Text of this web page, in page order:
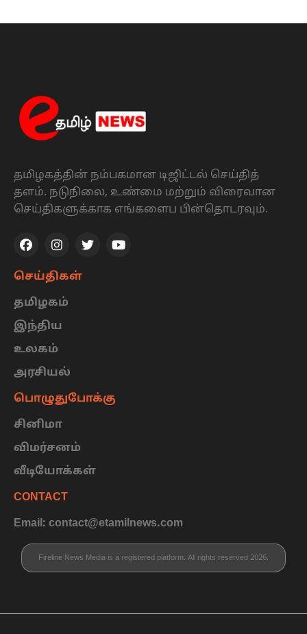
தமிழகத்தின் நம்பகமான டிஜிட்டல் செய்தித்
தளம். நடுநிலை, உண்மை மற்றும் விரைவான
செய்திகளுக்காக எங்களைப பின்தொடரவும்.
செய்திகள்
தமிழகம்
இந்திய
உலகம்
அரசியல்
பொழுதுபோக்கு
சினிமா
விமர்சனம்
வீடியோக்கள்
CONTACT
Email: contact@etamilnews.com
Fireline News Media is a registered platform. All rights reserved 2026.